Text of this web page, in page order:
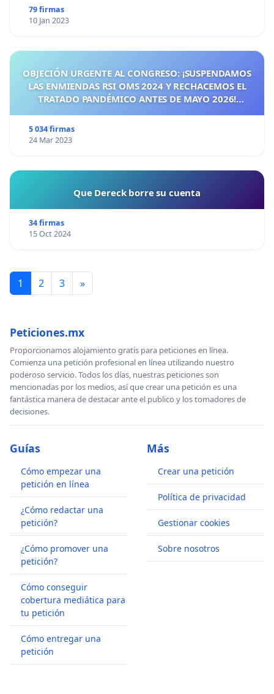
79 firmas
10 Jan 2023
OBJECIÓN URGENTE AL CONGRESO: ¡SUSPENDAMOS
LAS ENMIENDAS RSI OMS 2024 Y RECHACEMOS EL
TRATADO PANDÉMICO ANTES DE MAYO 2026!
5 034 firmas
24 Mar 2023
Que Dereck borre su cuenta
34 firmas
15 Oct 2024
1 2 3 »
Peticiones.mx
Proporcionamos alojamiento gratis para peticiones en línea.
Comienza una petición profesional en línea utilizando nuestro
poderoso servicio. Todos los días, nuestras peticiones son
mencionadas por los medios, así que crear una petición es una
fantástica manera de destacar ante el publico y los tomadores de
decisiones.
Guías
Cómo empezar una
petición en línea
¿Cómo redactar una
petición?
¿Cómo promover una
petición?
Cómo conseguir
cobertura mediática para
tu petición
Cómo entregar una
petición
Más
Crear una petición
Política de privacidad
Gestionar cookies
Sobre nosotros